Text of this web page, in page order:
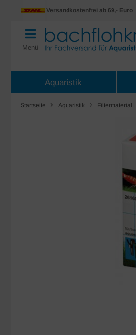
Versandkostenfrei ab 69,- Euro
Menü
Aquaristik
Startseite Aquaristik Filtermaterial